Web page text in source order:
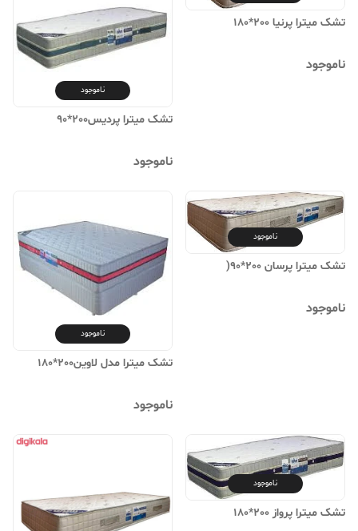
تشک میترا پرنیا 200*180
ناموجود
ناموجود
تشک میترا پردیس200*90
ناموجود
ناموجود
تشک میترا پرسان 200*90(
ناموجود
ناموجود
تشک میترا مدل لاوین200*180
ناموجود
ناموجود
تشک میترا پرواز 200*180